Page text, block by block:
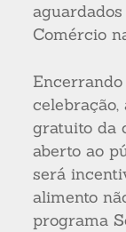
Comércio
gratuito da
aberto ao
será
alimento
programa